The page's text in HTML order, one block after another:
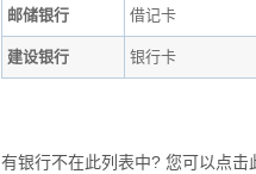
邮储银行 借记卡
建设银行 银行卡
有银行不在此列表中? 您可以点击